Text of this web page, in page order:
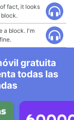
fact, it looks
block.
a block. I'm
gratuita
todas las